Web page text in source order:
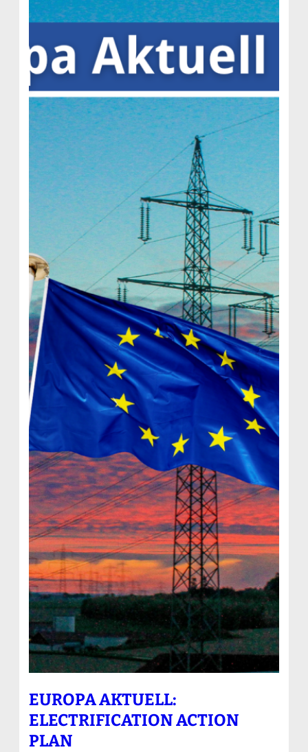
EUROPA AKTUELL:
ELECTRIFICATION ACTION
PLAN